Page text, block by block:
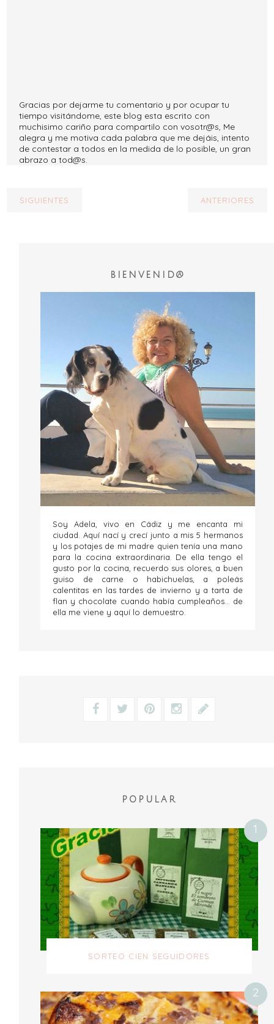
Gracias por dejarme tu comentario y por ocupar tu
tiempo visitándome, este blog esta escrito con
muchisimo cariño para compartilo con vosotr@s, Me
alegra y me motiva cada palabra que me dejáis, intento
de contestar a todos en la medida de lo posible, un gran
abrazo a tod@s.
SIGUIENTES ANTERIORES
BIENVENID@
Soy Adela, vivo en Cádiz y me encanta mi
ciudad. Aquí nací y crecí junto a mis 5 hermanos
y los potajes de mi madre quien tenía una mano
para la cocina extraordinaria. De ella tengo el
gusto por la cocina, recuerdo sus olores, a buen
guiso de carne o habichuelas, a poleás
calentitas en las tardes de invierno y a tarta de
flan y chocolate cuando había cumpleaños... de
ella me viene y aquí lo demuestro.
POPULAR
SORTEO CIEN SEGUIDORES